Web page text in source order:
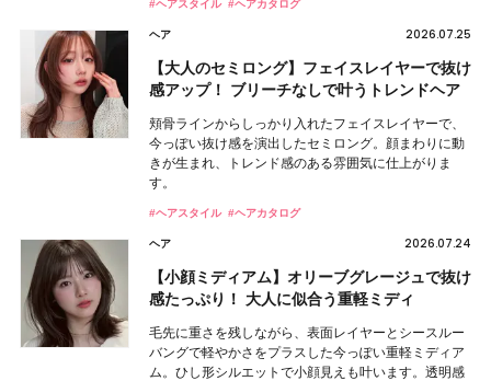
#ヘアスタイル #ヘアカタログ
ヘア 2026.07.25
【大人のセミロング】フェイスレイヤーで抜け
感アップ！ ブリーチなしで叶うトレンドヘア
頬骨ラインからしっかり入れたフェイスレイヤーで、
今っぽい抜け感を演出したセミロング。顔まわりに動
きが生まれ、トレンド感のある雰囲気に仕上がりま
す。
#ヘアスタイル #ヘアカタログ
ヘア 2026.07.24
【小顔ミディアム】オリーブグレージュで抜け
感たっぷり！ 大人に似合う重軽ミディ
毛先に重さを残しながら、表面レイヤーとシースルー
バングで軽やかさをプラスした今っぽい重軽ミディア
ム。ひし形シルエットで小顔見えも叶います。透明感